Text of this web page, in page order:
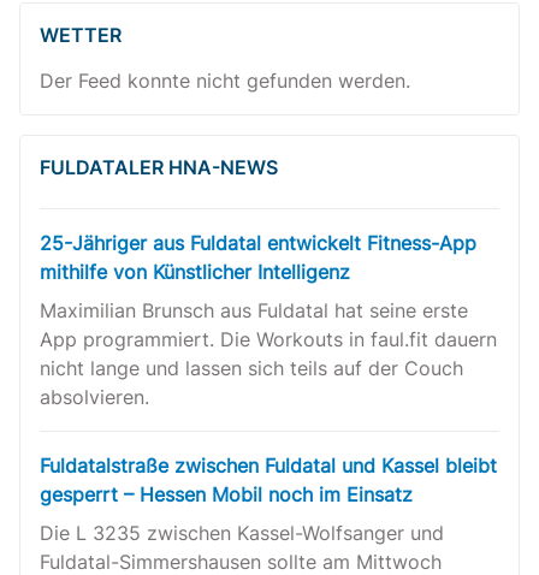
WETTER
Der Feed konnte nicht gefunden werden.
FULDATALER HNA-NEWS
25-Jähriger aus Fuldatal entwickelt Fitness-App
mithilfe von Künstlicher Intelligenz
Maximilian Brunsch aus Fuldatal hat seine erste
App programmiert. Die Workouts in faul.fit dauern
nicht lange und lassen sich teils auf der Couch
absolvieren.
Fuldatalstraße zwischen Fuldatal und Kassel bleibt
gesperrt – Hessen Mobil noch im Einsatz
Die L 3235 zwischen Kassel-Wolfsanger und
Fuldatal-Simmershausen sollte am Mittwoch